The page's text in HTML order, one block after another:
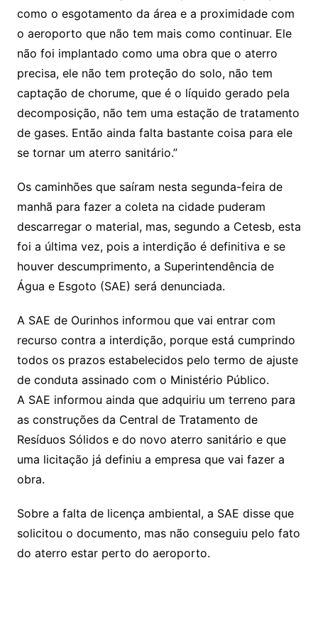
como o esgotamento da área e a proximidade com
o aeroporto que não tem mais como continuar. Ele
não foi implantado como uma obra que o aterro
precisa, ele não tem proteção do solo, não tem
captação de chorume, que é o líquido gerado pela
decomposição, não tem uma estação de tratamento
de gases. Então ainda falta bastante coisa para ele
se tornar um aterro sanitário.”
Os caminhões que saíram nesta segunda-feira de
manhã para fazer a coleta na cidade puderam
descarregar o material, mas, segundo a Cetesb, esta
foi a última vez, pois a interdição é definitiva e se
houver descumprimento, a Superintendência de
Água e Esgoto (SAE) será denunciada.
A SAE de Ourinhos informou que vai entrar com
recurso contra a interdição, porque está cumprindo
todos os prazos estabelecidos pelo termo de ajuste
de conduta assinado com o Ministério Público.
A SAE informou ainda que adquiriu um terreno para
as construções da Central de Tratamento de
Resíduos Sólidos e do novo aterro sanitário e que
uma licitação já definiu a empresa que vai fazer a
obra.
Sobre a falta de licença ambiental, a SAE disse que
solicitou o documento, mas não conseguiu pelo fato
do aterro estar perto do aeroporto.